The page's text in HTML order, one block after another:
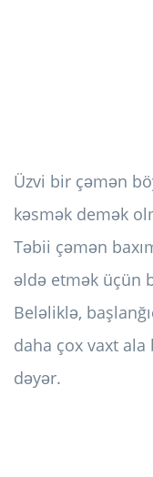
Üzvi bir çəmən
kəsmək demək
Təbii çəmən
əldə etmək üçün
Beləliklə,
daha çox vaxt
dəyər.